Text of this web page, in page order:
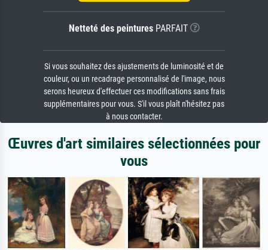
Netteté des peinturesPARFAIT
Si vous souhaitez des ajustements de luminosité et de
couleur, ou un recadrage personnalisé de l'image, nous
serons heureux d'effectuer ces modifications sans frais
supplémentaires pour vous. S'il vous plaît n'hésitez pas
à nous contacter.
Œuvres d'art similaires sélectionnées pour
vous